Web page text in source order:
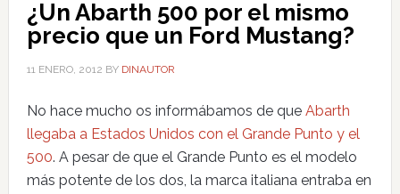
¿Un Abarth 500 por el mismo
precio que un Ford Mustang?
11 ENERO, 2012 BY DINAUTOR
No hace mucho os informábamos de que Abarth
llegaba a Estados Unidos con el Grande Punto y el
500. A pesar de que el Grande Punto es el modelo
más potente de los dos, la marca italiana entraba en